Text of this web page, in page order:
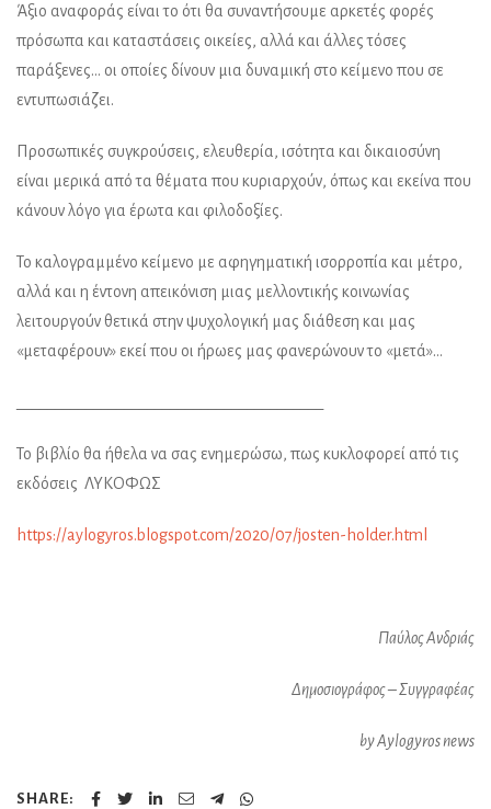
Άξιο αναφοράς είναι το ότι θα συναντήσουμε αρκετές φορές
πρόσωπα και καταστάσεις οικείες, αλλά και άλλες τόσες
παράξενες… οι οποίες δίνουν μια δυναμική στο κείμενο που σε
εντυπωσιάζει.
Προσωπικές συγκρούσεις, ελευθερία, ισότητα και δικαιοσύνη
είναι μερικά από τα θέματα που κυριαρχούν, όπως και εκείνα που
κάνουν λόγο για έρωτα και φιλοδοξίες.
Το καλογραμμένο κείμενο με αφηγηματική ισορροπία και μέτρο,
αλλά και η έντονη απεικόνιση μιας μελλοντικής κοινωνίας
λειτουργούν θετικά στην ψυχολογική μας διάθεση και μας
«μεταφέρουν» εκεί που οι ήρωες μας φανερώνουν το «μετά»…
Το βιβλίο θα ήθελα να σας ενημερώσω, πως κυκλοφορεί από τις
εκδόσεις ΛΥΚΟΦΩΣ
https://aylogyros.blogspot.com/2020/07/josten-holder.html
Παύλος Ανδριάς
Δημοσιογράφος – Συγγραφέας
by Aylogyros news
SHARE: